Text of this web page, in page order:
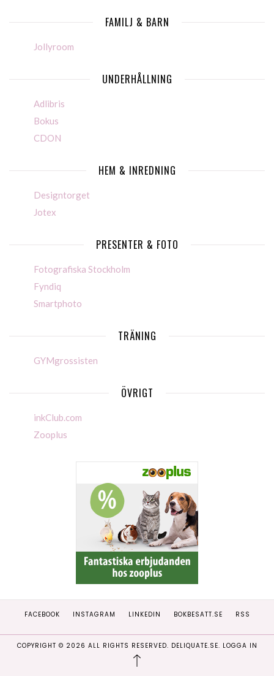
FAMILJ & BARN
Jollyroom
UNDERHÅLLNING
Adlibris
Bokus
CDON
HEM & INREDNING
Designtorget
Jotex
PRESENTER & FOTO
Fotografiska Stockholm
Fyndiq
Smartphoto
TRÄNING
GYMgrossisten
ÖVRIGT
inkClub.com
Zooplus
FACEBOOK INSTAGRAM LINKEDIN BOKBESATT.SE RSS
COPYRIGHT © 2026 ALL RIGHTS RESERVED. DELIQUATE.SE. LOGGA IN